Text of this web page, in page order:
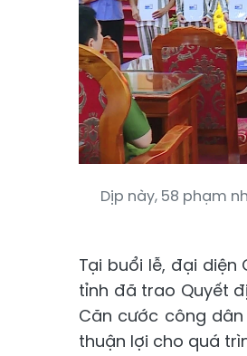
Dịp này, 58 phạm
Tại buổi lễ, đại diện
tỉnh đã trao Quyết
Căn cước công
thuận lợi cho quá